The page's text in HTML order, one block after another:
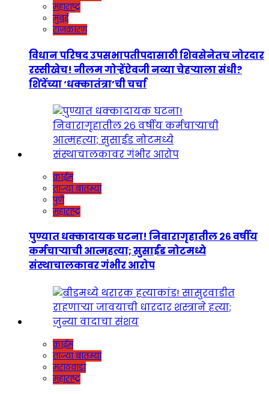
महाराष्ट्र
मुंबई
राजकारण
विधान परिषद उपसभापतीपदासाठी शिवसेनेतच जोरदार
रस्सीखेच! नीलम गोऱ्हेंऐवजी नव्या चेहऱ्याला संधी?
शिंदेंच्या ‘धक्कातंत्रा’ची चर्चा
क्राईम
ताज्या बातम्या
पुणे
महाराष्ट्र
पुण्यात धक्कादायक घटना! निवारागृहातील २६ वर्षीय
कर्मचाऱ्याची आत्महत्या; सुसाईड नोटमध्ये
संस्थाचालकावर गंभीर आरोप
क्राईम
ताज्या बातम्या
मराठवाडा
महाराष्ट्र